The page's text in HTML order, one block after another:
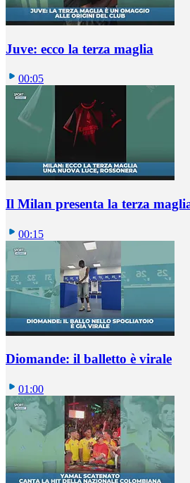
Juve: ecco la terza maglia
00:05
Il Milan presenta la terza
00:15
Diomande: il balletto è virale
01:00